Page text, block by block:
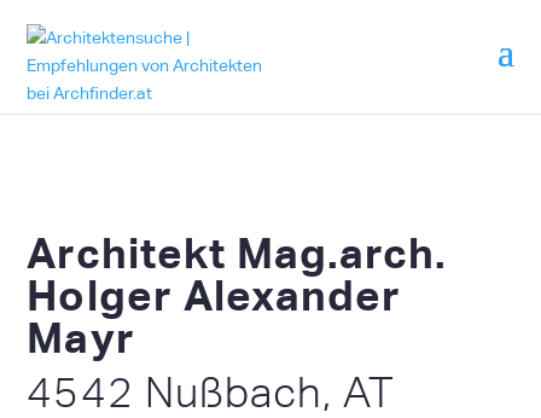
Architekt Mag.arch.
Holger Alexander
Mayr
4542 Nußbach, AT